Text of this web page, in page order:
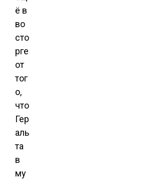
ё в
во
сто
рге
от
тог
о,
что
Гер
аль
та
в
му